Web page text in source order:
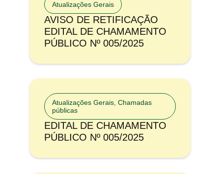
Atualizações Gerais
AVISO DE RETIFICAÇÃO
EDITAL DE CHAMAMENTO
PÚBLICO Nº 005/2025
Atualizações Gerais Chamadas
públicas
EDITAL DE CHAMAMENTO
PÚBLICO Nº 005/2025